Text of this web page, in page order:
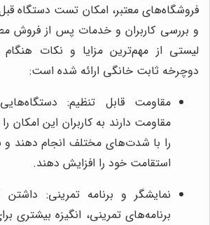
فروشگاه‌های معتبر، امکان تست دستگاه
و بررسی کاربران و خدمات پس از فروش
لیستی از مهم‌ترین مزایا و نکات
دوچرخه ثابت خانگی ارائه شده است:
مقاومت قابل تنظیم:
مقاومت دارند به کاربران این امکان
را با شدت‌های مختلف انجام دهند و
استقامت خود را افزایش دهند.
نمایشگر و برنامه تمرینی: داشتن
برنامه‌های تمرینی، انگیزه بیشتری